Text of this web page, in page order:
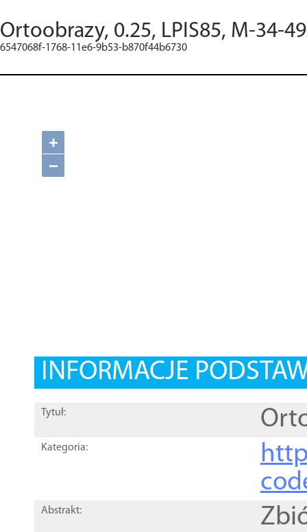
Ortoobrazy, 0.25, LPIS85, M-34-
6547068f-1768-11e6-9b53-b870f44b6730
+
−
INFORMACJE
Tytuł:
Kategoria:
Abstrakt: